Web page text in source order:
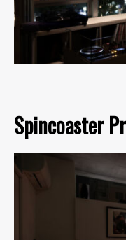
Spincoaster